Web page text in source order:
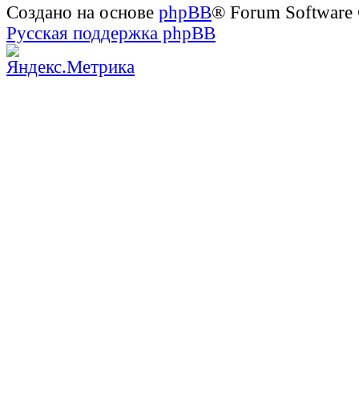
Создано на основе phpBB® Forum
Русская поддержка phpBB